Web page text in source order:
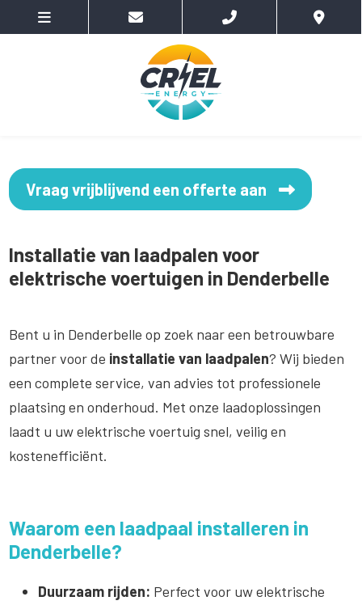
Vraag vrijblijvend een offerte aan
Installatie van laadpalen voor
elektrische voertuigen in Denderbelle
Bent u in Denderbelle op zoek naar een betrouwbare
partner voor de installatie van laadpalen? Wij bieden
een complete service, van advies tot professionele
plaatsing en onderhoud. Met onze laadoplossingen
laadt u uw elektrische voertuig snel, veilig en
kostenefficiënt.
Waarom een laadpaal installeren in
Denderbelle?
Duurzaam rijden: Perfect voor uw elektrische